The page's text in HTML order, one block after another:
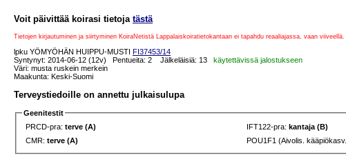
Voit päivittää koirasi tietoja tästä
Tietojen kirjautuminen ja siirtyminen KoiraNetistä Lappalaiskoiratietokantaan ei tapahdu reaaliajassa, vaan
lpku YÖMYÖHÄN HUIPPU-MUSTI FI37453/14
Syntynyt: 2014-06-12 (12v) Pentueita: 2 Jälkeläisiä: 13 käytettävissä jalostukseen
Väri: musta ruskein merkein
Maakunta: Keski-Suomi
Terveystiedoille on annettu julkaisulupa
Geenitestit
PRCD-pra:terve (A) IFT122-pra: kantaja (B)
CMR:terve (A) POU1F1 (Aivolis.